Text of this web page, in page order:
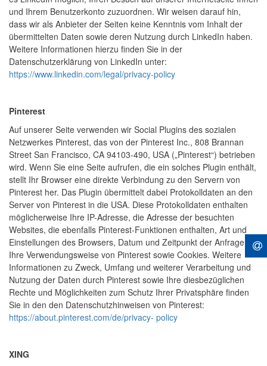
und Ihrem Benutzerkonto zuzuordnen. Wir weisen darauf hin,
dass wir als Anbieter der Seiten keine Kenntnis vom Inhalt der
übermittelten Daten sowie deren Nutzung durch LinkedIn haben.
Weitere Informationen hierzu finden Sie in der
Datenschutzerklärung von LinkedIn unter:
https://www.linkedin.com/legal/privacy-policy
Pinterest
Auf unserer Seite verwenden wir Social Plugins des sozialen
Netzwerkes Pinterest, das von der Pinterest Inc., 808 Brannan
Street San Francisco, CA 94103-490, USA („Pinterest“) betrieben
wird. Wenn Sie eine Seite aufrufen, die ein solches Plugin enthält,
stellt Ihr Browser eine direkte Verbindung zu den Servern von
Pinterest her. Das Plugin übermittelt dabei Protokolldaten an den
Server von Pinterest in die USA. Diese Protokolldaten enthalten
möglicherweise Ihre IP-Adresse, die Adresse der besuchten
Websites, die ebenfalls Pinterest-Funktionen enthalten, Art und
Einstellungen des Browsers, Datum und Zeitpunkt der Anfrage,
Ihre Verwendungsweise von Pinterest sowie Cookies. Weitere
Informationen zu Zweck, Umfang und weiterer Verarbeitung und
Nutzung der Daten durch Pinterest sowie Ihre diesbezüglichen
Rechte und Möglichkeiten zum Schutz Ihrer Privatsphäre finden
Sie in den den Datenschutzhinweisen von Pinterest:
https://about.pinterest.com/de/privacy- policy
XING